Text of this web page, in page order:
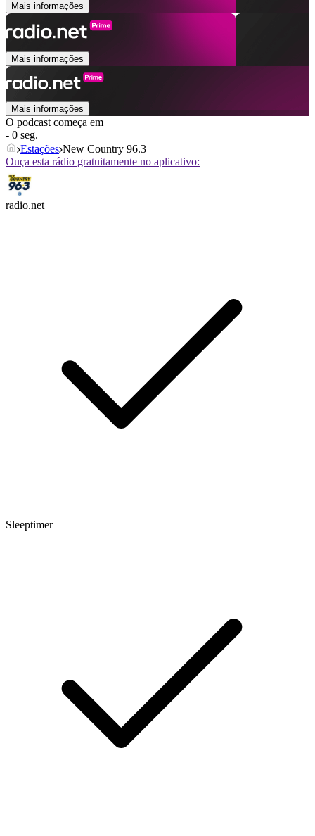
Mais informações
Mais informações
Mais informações
O podcast começa em
- 0 seg.
Estações New Country 96.3
Ouça esta rádio gratuitamente no aplicativo:
radio.net
Sleeptimer